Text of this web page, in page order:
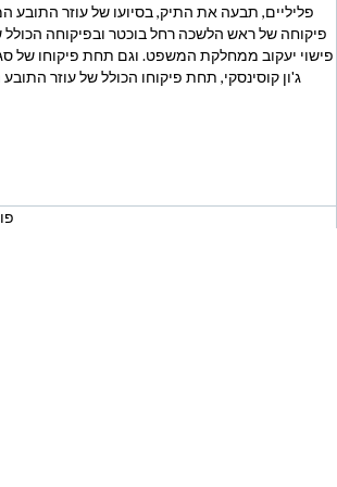
פליליים, תבעה את התיק, בסיועו של עוזר התובע
פיקוחה של ראש הלשכה רחל בוכטר ובפיקוחה הכולל
פישוי יעקוב ממחלקת המשפט. וגם תחת פיקוחו של
ג'ון קוסינסקי, תחת פיקוחו הכולל של עוזר